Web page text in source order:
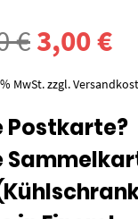
€
Preis
war:
6,00 €
3,00€
MwSt.zzgl.
Postkarte?